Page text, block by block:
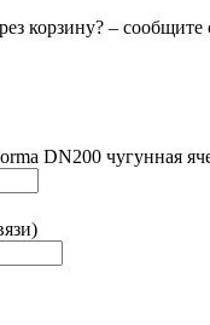
корзину? –
DN200 чугунная